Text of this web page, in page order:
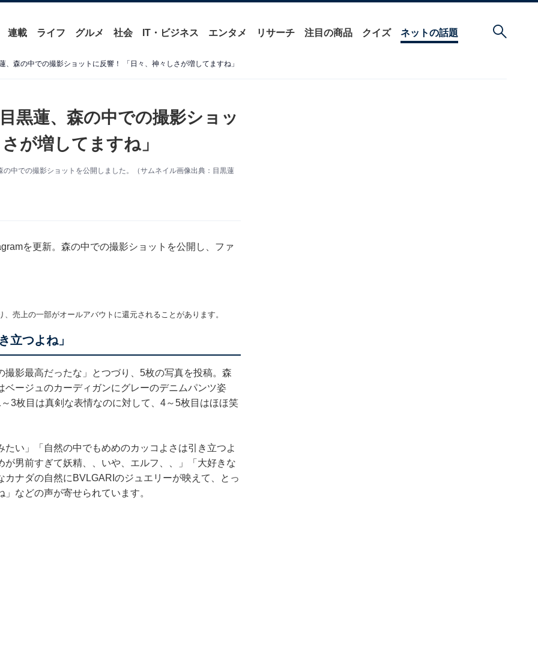
連載 ライフ グルメ 社会 IT・ビジネス エンタメ リサーチ 注目の商品 クイズ ネットの話題
、森の中での撮影ショットに反響！ 「日々、神々しさが増してますね」
黒蓮、森の中での撮影ショッ
が増してますね」
中での撮影ショットを公開しました。（サムネイル画像出典：目黒蓮
を更新。森の中での撮影ショットを公開し、ファ
売上の一部がオールアバウトに還元されることがあります。
立つよね」
影最高だったな」とつづり、5枚の写真を投稿。森
ージュのカーディガンにグレーのデニムパンツ姿
3枚目は真剣な表情なのに対して、4～5枚目はほほ笑
い」「自然の中でもめめのカッコよさは引き立つよ
男前すぎて妖精、、いや、エルフ、、」「大好きな
ナダの自然にBVLGARIのジュエリーが映えて、とっ
などの声が寄せられています。